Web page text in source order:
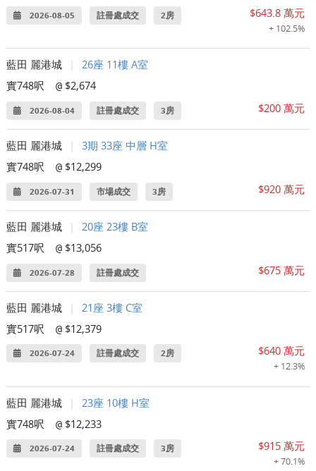
2026-08-05 註冊處成交 2房 $643.8 萬元
+ 102.5%
藍田 麗港城
26座 11樓 A室
實748呎
@ $2,674
2026-08-04 註冊處成交 3房 $200 萬元
藍田 麗港城
3期 33座 中層 H室
實748呎
@ $12,299
2026-07-31 市場成交 3房 $920 萬元
藍田 麗港城
20座 23樓 B室
實517呎
@ $13,056
2026-07-28 註冊處成交 $675 萬元
藍田 麗港城
21座 3樓 C室
實517呎
@ $12,379
2026-07-24 註冊處成交 2房 $640 萬元
+ 12.3%
藍田 麗港城
23座 10樓 H室
實748呎
@ $12,233
2026-07-24 註冊處成交 3房 $915 萬元
+ 70.1%